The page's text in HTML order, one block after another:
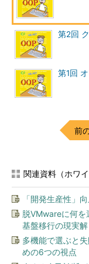
第2回
第1回
前
関連資料（ホワイ
「開発生産性」
脱VMwareに何を
基盤移行の現実解
多機能で選ぶと
めの6つの視点